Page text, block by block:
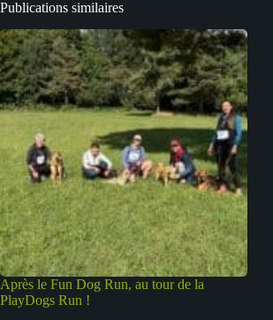
Publications similaires
Après le Fun Dog Run, au tour de la
PlayDogs Run !